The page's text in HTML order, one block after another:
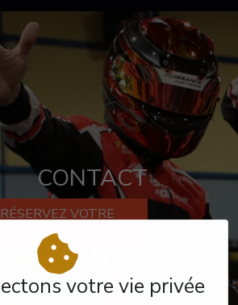
votre vie privée
CONTACT
RÉSERVEZ VOTRE
PASSAGE